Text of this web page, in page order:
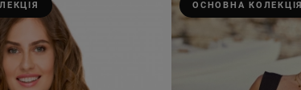
ОСНОВНА КОЛЕКЦІЯ